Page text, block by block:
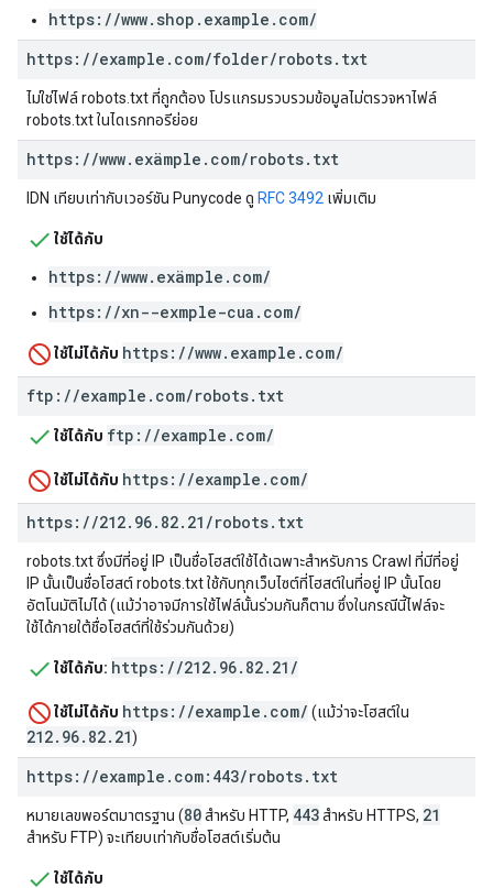
https://www.shop.example.com/
https: //example . com/folder/robots. txt
ไม่ใช่ไฟล์ robots.txt ที่ถูกต้อง โปรแกรมรวบรวมข้อมูลไม่ตรวจหาไฟล์
robots.txt ในไดเรกทอรีย่อย
https: //www. exämple . com/robots. txt
IDN เทียบเท่ากับเวอร์ชัน Punycode ดู RFC 3492 เพิ่มเติม
ใช้ได้กับ
https://www.exämple.com/
https://xn--exmple-cua.com/
ใช้ไม่ได้กับ https://www.example.com/
ftp: //example . com/robots. txt
ใช้ได้กับ ftp://example.com/
ใช้ไม่ได้กับ https://example.com/
https: //212. 96. 82. 21 /robots. txt
robots.txt ซึ่งมีที่อยู่ IP เป็นชื่อโฮสต์ใช้ได้เฉพาะสำหรับการ Crawl ที่มีที่อยู่
IP นั้นเป็นชื่อโฮสต์ robots.txt ใช้กับทุกเว็บไซต์ที่โฮสต์ในที่อยู่ IP นั้นโดย
อัตโนมัติไม่ได้ (แม้ว่าอาจมีการใช้ไฟล์นั้นร่วมกันก็ตาม ซึ่งในกรณีนี้ไฟล์จะ
ใช้ได้ภายใต้ชื่อโฮสต์ที่ใช้ร่วมกันด้วย)
ใช้ได้กับ: https://212.96.82.21/
ใช้ไม่ได้กับ https://example.com/ (แม้ว่าจะโฮสต์ใน
212.96.82.21)
https: //example . com:443/robots. txt
หมายเลขพอร์ตมาตรฐาน (80สำหรับ HTTP, 443สำหรับ HTTPS, 21
สำหรับ FTP) จะเทียบเท่ากับชื่อโฮสต์เริ่มต้น
ใช้ได้กับ